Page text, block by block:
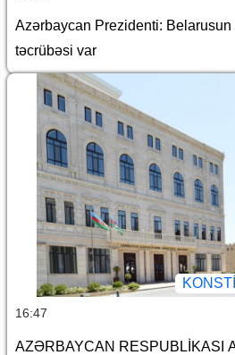
Azərbaycan Prezidenti: Belarusun
təcrübəsi var
16:47
AZƏRBAYCAN RESPUBLİKASI